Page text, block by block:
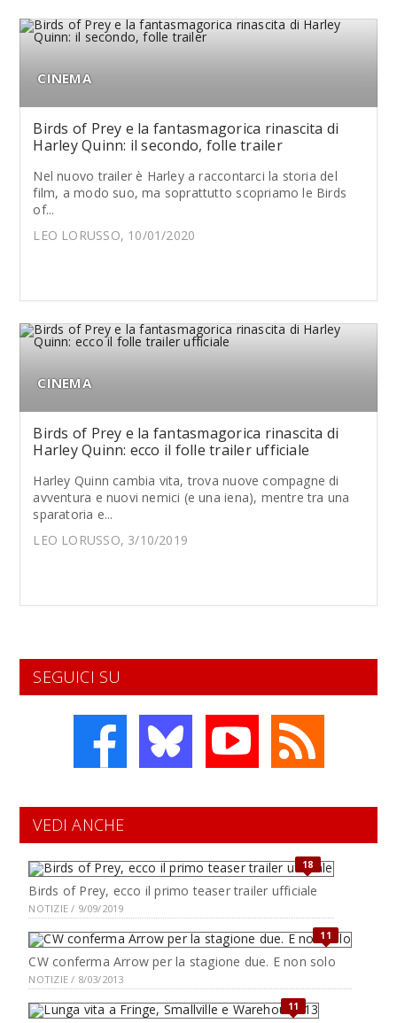
CINEMA
Birds of Prey e la fantasmagorica rinascita di
Harley Quinn: il secondo, folle trailer
Nel nuovo trailer è Harley a raccontarci la storia del
film, a modo suo, ma soprattutto scopriamo le Birds
of...
LEO LORUSSO, 10/01/2020
CINEMA
Birds of Prey e la fantasmagorica rinascita di
Harley Quinn: ecco il folle trailer ufficiale
Harley Quinn cambia vita, trova nuove compagne di
avventura e nuovi nemici (e una iena), mentre tra una
sparatoria e...
LEO LORUSSO, 3/10/2019
SEGUICI SU
VEDI ANCHE
18
Birds of Prey, ecco il primo teaser trailer ufficiale
NOTIZIE / 9/09/2019
11
CW conferma Arrow per la stagione due. E non solo
NOTIZIE / 8/03/2013
11